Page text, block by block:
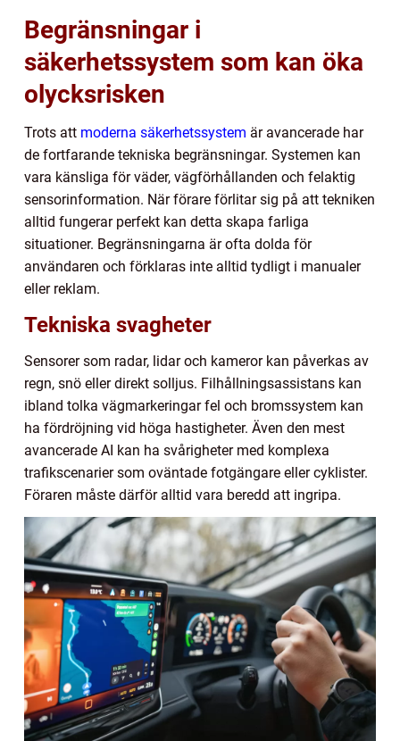
Begränsningar i
säkerhetssystem som kan öka
olycksrisken
Trots att moderna säkerhetssystem är avancerade har
de fortfarande tekniska begränsningar. Systemen kan
vara känsliga för väder, vägförhållanden och felaktig
sensorinformation. När förare förlitar sig på att tekniken
alltid fungerar perfekt kan detta skapa farliga
situationer. Begränsningarna är ofta dolda för
användaren och förklaras inte alltid tydligt i manualer
eller reklam.
Tekniska svagheter
Sensorer som radar, lidar och kameror kan påverkas av
regn, snö eller direkt solljus. Filhållningsassistans kan
ibland tolka vägmarkeringar fel och bromssystem kan
ha fördröjning vid höga hastigheter. Även den mest
avancerade AI kan ha svårigheter med komplexa
trafikscenarier som oväntade fotgängare eller cyklister.
Föraren måste därför alltid vara beredd att ingripa.